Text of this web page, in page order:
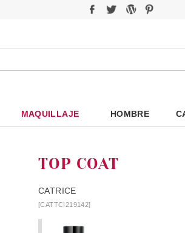
MAQUILLAJE HOMBRE
TOP COAT
CATRICE
[CATTCI219142]